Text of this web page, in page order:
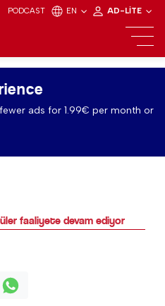
PODCAST EN AD-LITE
ads for 1.99€ per month or
faaliyete devam ediyor